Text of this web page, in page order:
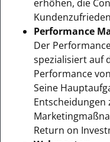
erhöhen, die
Performance
Der
spezialisiert auf
Performance
Seine
Return on